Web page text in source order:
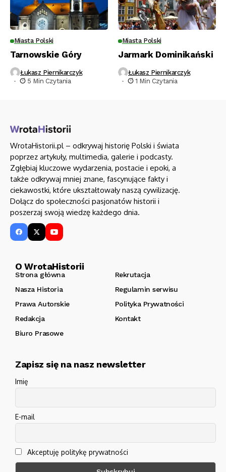
Miasta Polski
Tarnowskie Góry
Łukasz Piernikarczyk
5 Min Czytania
Miasta Polski
Jarmark Dominikański
Łukasz Piernikarczyk
1 Min Czytania
WrotaHistorii.pl – odkrywaj historię Polski i świata
poprzez artykuły, multimedia, galerie i podcasty.
Zgłębiaj kluczowe wydarzenia, postacie i epoki, a
także odkrywaj mniej znane, fascynujące fakty i
ciekawostki, które ukształtowały naszą cywilizację.
Dołącz do społeczności pasjonatów historii i
poszerzaj swoją wiedzę każdego dnia.
O WrotaHistorii
Strona główna
Rekrutacja
Nasza Historia
Regulamin serwisu
Prawa Autorskie
Polityka Prywatności
Redakcja
Kontakt
Biuro Prasowe
Zapisz się na nasz newsletter
Imię
E-mail
Akceptuję politykę prywatności